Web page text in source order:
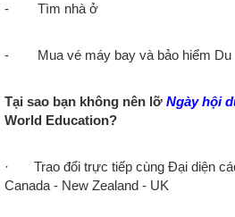
- Tìm nhà ở
- Mua vé máy bay và bảo hiểm Du
Tại sao bạn không nên lỡ Ngày hội
World Education?
· Trao đổi trực tiếp cùng Đại diện
Canada - New Zealand - UK